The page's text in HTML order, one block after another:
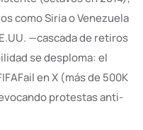
como Siria o Venezuela
—cascada de retiros
se desploma: el
en X (más de 500K
protestas anti-